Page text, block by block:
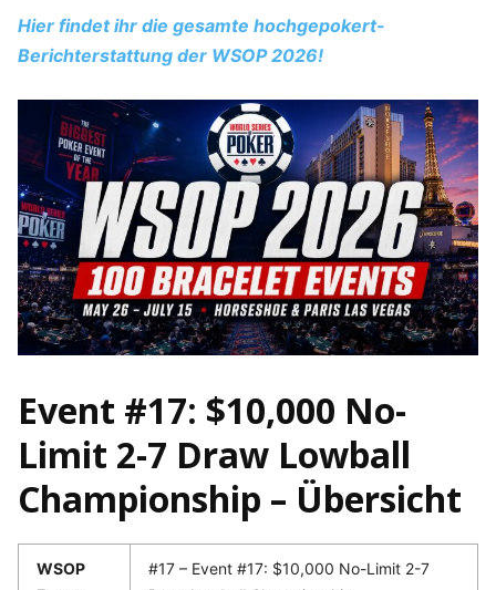
Hier findet ihr die gesamte hochgepokert-
Berichterstattung der WSOP 2026!
Event #17: $10,000 No-
Limit 2-7 Draw Lowball
Championship – Übersicht
WSOP
#17 – Event #17: $10,000 No-Limit 2-7